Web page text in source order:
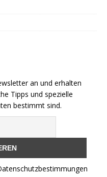
an und erhalten
Tipps und spezielle
bestimmt sind.